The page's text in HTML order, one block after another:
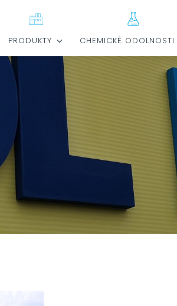
PRODUKTY CHEMICKÉ ODOLNOSTI